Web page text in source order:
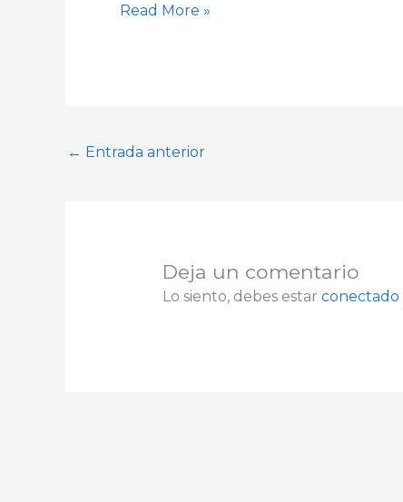
Read More »
← Entrada anterior
Deja un comentario
Lo siento, debes estar conectado